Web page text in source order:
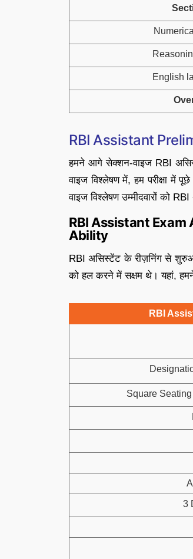
English
RBI Assistant
हमने आगे सेक्शन-वाइज RBI
वाइज विश्लेषण में, हम परीक्षा में
वाइज विश्लेषण उम्मीदवारों को
RBI Assistant Exam
Ability
RBI असिस्टेंट के रीज़निंग से
को हल करने में सक्षम थे। यहां,
RBI
Square
3